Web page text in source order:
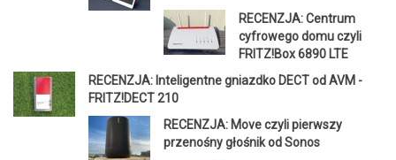
RECENZJA: Centrum
cyfrowego domu czyli
FRITZ!Box 6890 LTE
RECENZJA: Inteligentne gniazdko DECT od AVM -
FRITZ!DECT 210
RECENZJA: Move czyli pierwszy
przenośny głośnik od Sonos